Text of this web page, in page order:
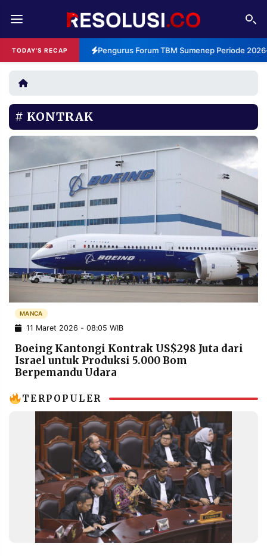
TODAY'S RECAP Pengurus Forum TBM Sumenep Periode
REDAKSI TENTANG
RESOLUSI IKLAN
RUBRIKASI
EDITORIAL AKSARA
PERSONA
NASIONAL
MANCA SPORT
INFORMASI
PRIVACY
POLICY
BERITA
WARGA
INFORMASI
IKLAN
KIRIM
PENGADUAN TERM
SERVICE
IKUTI
RESOLUSI
MEDIA
KONTRAK
MANCA
11 Maret 2026 - 08:05 WIB
Boeing Kantongi Kontrak US$298 Juta dari
Israel untuk Produksi 5.000 Bom
Berpemandu Udara
TERPOPULER